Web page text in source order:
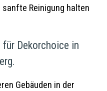
sanfte Reinigung halten
für Dekorchoice in
Gebäuden in der